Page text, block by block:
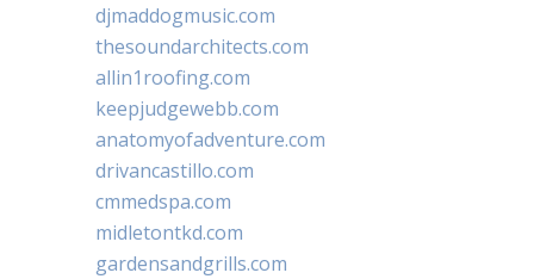
djmaddogmusic.com
thesoundarchitects.com
allin1roofing.com
keepjudgewebb.com
anatomyofadventure.com
drivancastillo.com
cmmedspa.com
midletontkd.com
gardensandgrills.com